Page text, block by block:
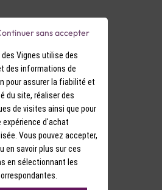
Vignes utilise des
des informations de
pour assurer la fiabilité et
du site, réaliser des
de visites ainsi que pour
d'achat
Vous pouvez accepter,
en savoir plus sur ces
en sélectionnant les
sans accepter